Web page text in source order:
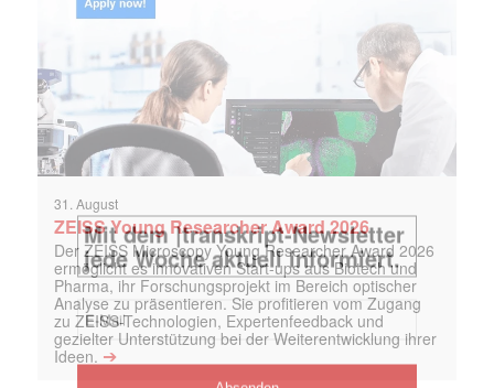
31. August
ZEISS Young Researcher Award 2026
Der ZEISS Microscopy Young Researcher Award 2026
ermöglicht es innovativen Start-ups aus Biotech und
Pharma, ihr Forschungsprojekt im Bereich optischer
Analyse zu präsentieren. Sie profitieren vom Zugang
zu ZEISS-Technologien, Expertenfeedback und
gezielter Unterstützung bei der Weiterentwicklung ihrer
Ideen. ➔